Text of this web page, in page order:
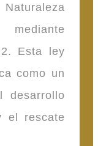
Esta ley
como un
desarrollo
el rescate